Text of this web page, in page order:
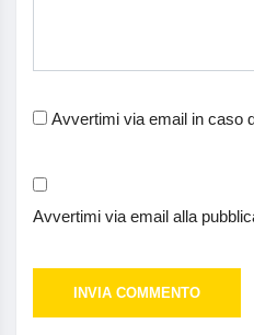
Avvertimi via email in caso
Avvertimi via email alla